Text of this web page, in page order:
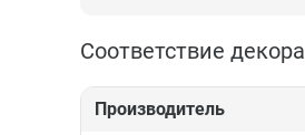
Соответствие декора
Производитель